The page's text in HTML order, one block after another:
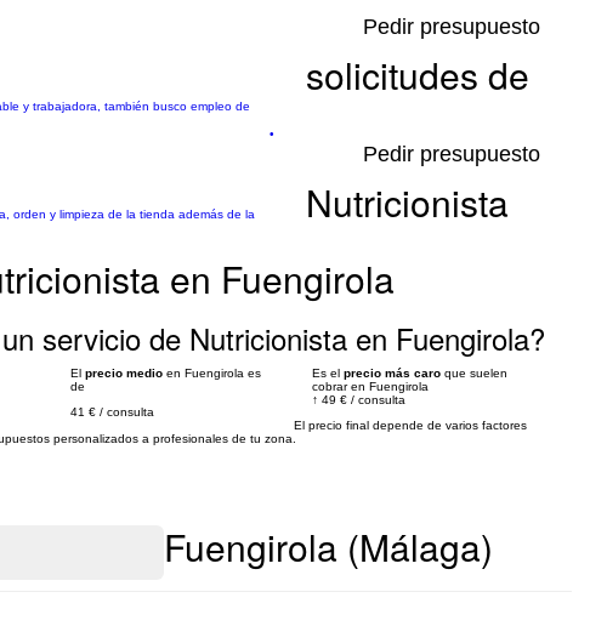
y trabajadora, también busco empleo de
Pedir presupuesto
•
orden y limpieza de la tienda además de la
Pedir presupuesto
en Fuengirola
servicio de Nutricionista en Fuengirola?
El precio medio en Fuengirola es
de
41 € / consulta
Es el precio más caro que suelen
cobrar en Fuengirola
↑ 49 € / consulta
El precio final depende de varios factores
personalizados a profesionales de tu zona.
solicitudes de
Nutricionista
Fuengirola (Málaga)